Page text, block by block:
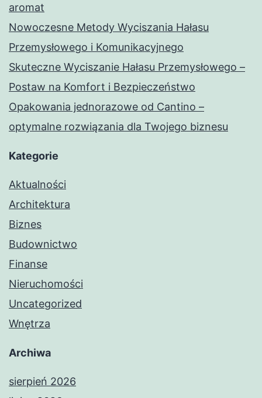
aromat
Nowoczesne Metody Wyciszania Hałasu
Przemysłowego i Komunikacyjnego
Skuteczne Wyciszanie Hałasu Przemysłowego –
Postaw na Komfort i Bezpieczeństwo
Opakowania jednorazowe od Cantino –
optymalne rozwiązania dla Twojego biznesu
Kategorie
Aktualności
Architektura
Biznes
Budownictwo
Finanse
Nieruchomości
Uncategorized
Wnętrza
Archiwa
sierpień 2026